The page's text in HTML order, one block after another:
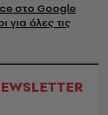
στο Google
για όλες τις